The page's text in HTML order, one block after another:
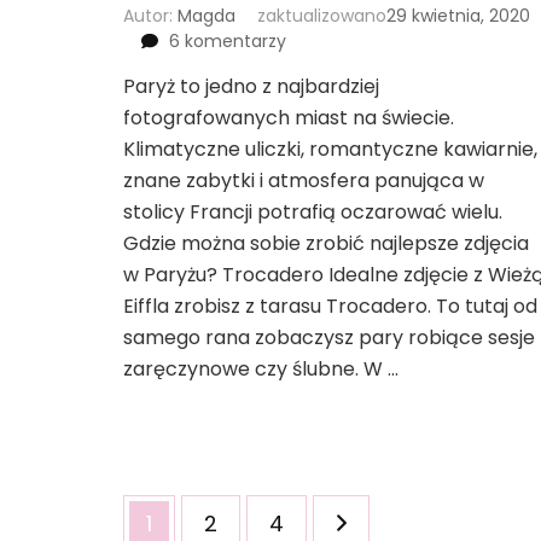
Autor: Magda zaktualizowano29 kwietnia, 2020
6 komentarzydo
miejsca
na
zdjęcia
Paryżu
Paryż to jedno z najbardziej
fotografowanych miast na świecie.
Klimatyczne uliczki, romantyczne kawiarnie,
znane zabytki i atmosfera panująca w
stolicy Francji potrafią oczarować wielu.
Gdzie można sobie zrobić najlepsze zdjęcia
w Paryżu? Trocadero Idealne zdjęcie z
Eiffla zrobisz z tarasu Trocadero. To tutaj od
samego rana zobaczysz pary robiące sesje
zaręczynowe czy ślubne. W …
Stronicowanie
Strona
1 Strona
2 Strona
4